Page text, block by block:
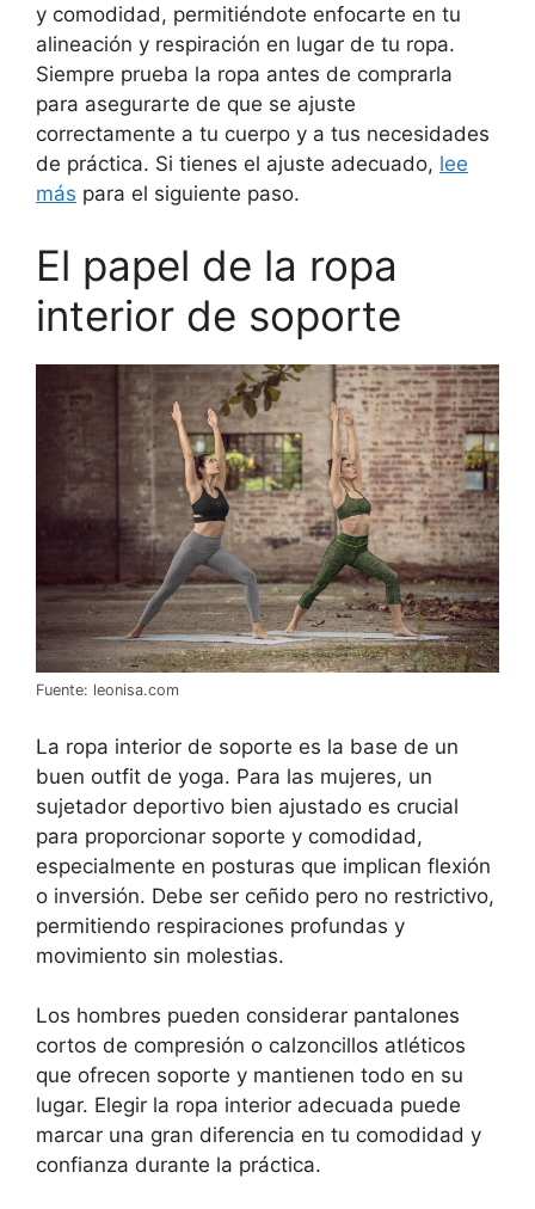
y comodidad, permitiéndote enfocarte en tu
alineación y respiración en lugar de tu ropa.
Siempre prueba la ropa antes de comprarla
para asegurarte de que se ajuste
correctamente a tu cuerpo y a tus necesidades
de práctica. Si tienes el ajuste adecuado, lee
más para el siguiente paso.
El papel de la ropa
interior de soporte
Fuente: leonisa.com
La ropa interior de soporte es la base de un
buen outfit de yoga. Para las mujeres, un
sujetador deportivo bien ajustado es crucial
para proporcionar soporte y comodidad,
especialmente en posturas que implican flexión
o inversión. Debe ser ceñido pero no restrictivo,
permitiendo respiraciones profundas y
movimiento sin molestias.
Los hombres pueden considerar pantalones
cortos de compresión o calzoncillos atléticos
que ofrecen soporte y mantienen todo en su
lugar. Elegir la ropa interior adecuada puede
marcar una gran diferencia en tu comodidad y
confianza durante la práctica.